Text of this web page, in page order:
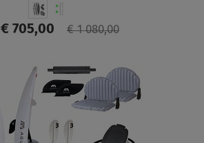
€ 705,00 € 1 080,00
SCHERMO